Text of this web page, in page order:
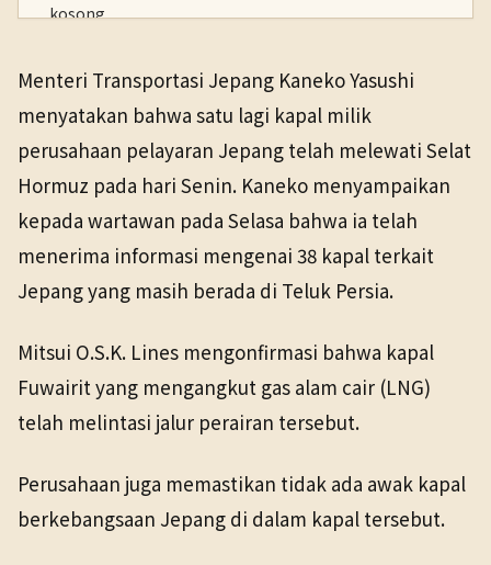
kosong.
26 Mei 2026
TANGGAL SUMBER
26 Mei 2026
Menteri Transportasi Jepang Kaneko Yasushi
menyatakan bahwa satu lagi kapal milik
perusahaan pelayaran Jepang telah melewati Selat
Hormuz pada hari Senin. Kaneko menyampaikan
kepada wartawan pada Selasa bahwa ia telah
menerima informasi mengenai 38 kapal terkait
Jepang yang masih berada di Teluk Persia.
Mitsui O.S.K. Lines mengonfirmasi bahwa kapal
Fuwairit yang mengangkut gas alam cair (LNG)
telah melintasi jalur perairan tersebut.
Perusahaan juga memastikan tidak ada awak kapal
berkebangsaan Jepang di dalam kapal tersebut.